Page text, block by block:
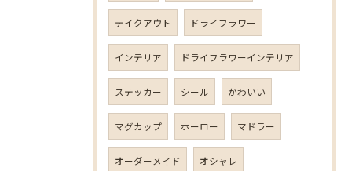
テイクアウト ドライフラワー
インテリア ドライフラワーインテリア
ステッカー シール かわいい
マグカップ ホーロー マドラー
オーダーメイド オシャレ